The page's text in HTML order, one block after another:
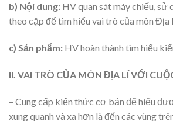
b) Nội dung: HV quan sát máy chiếu, sử
theo cặp để tìm hiểu vai trò của môn Địa
c) Sản phẩm: HV hoàn thành tìm hiểu
II. VAI TRÒ CỦA MÔN ĐỊA LÍ VỚI
– Cung cấp kiến thức cơ bản để hiểu
xung quanh và xa hơn là đến các vùng